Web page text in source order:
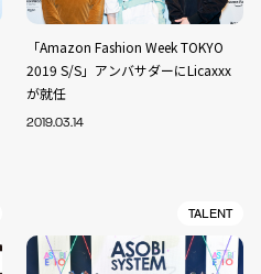
「Amazon Fashion Week TOKYO
2019 S/S」アンバサダーにLicaxxx
が就任
2019.03.14
TALENT